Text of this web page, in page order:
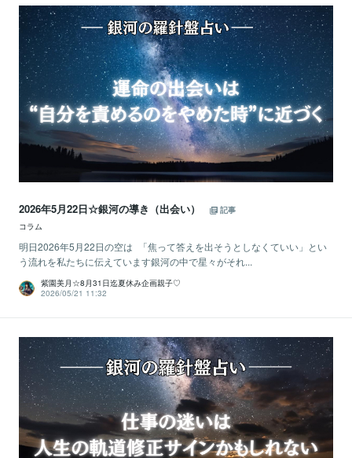
2026年5月22日☆銀河の導き（出会い）
記事
コラム
明日2026年5月22日の空は 「焦って答えを出そうとしなくていい」とい
う流れを私たちに伝えています銀河の中で星々がそれ...
紫園美月☆8月31日迄夏休み企画親子♡
2026/05/21 11:32